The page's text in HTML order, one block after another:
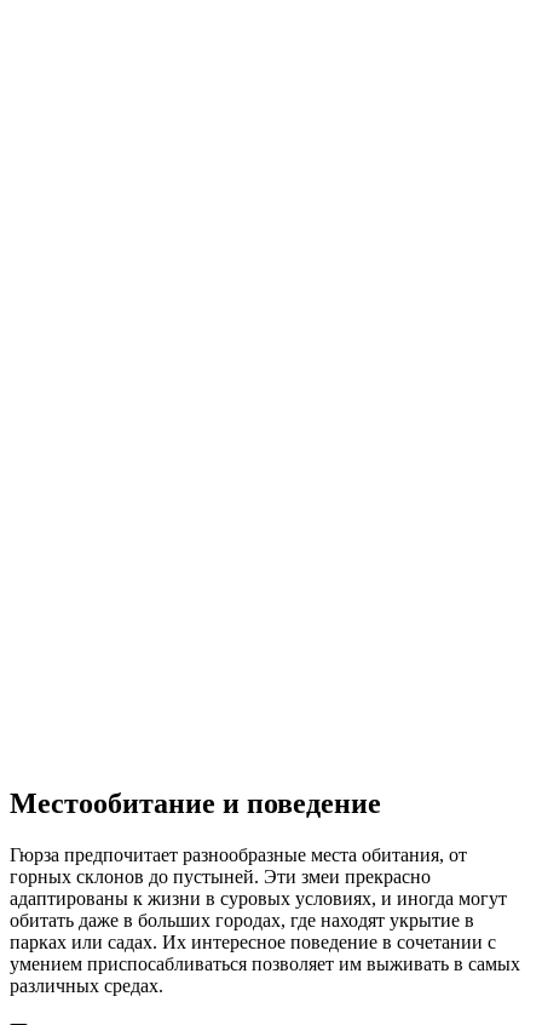
Местообитание и поведение
Гюрза предпочитает разнообразные места обитания, от
горных склонов до пустыней. Эти змеи прекрасно
адаптированы к жизни в суровых условиях, и иногда могут
обитать даже в больших городах, где находят укрытие в
парках или садах. Их интересное поведение в сочетании с
умением приспосабливаться позволяет им выживать в самых
различных средах.